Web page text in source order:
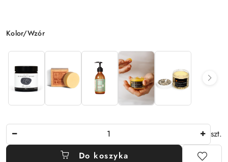
Wariant
Kolor/Wzór
szt.
Do koszyka